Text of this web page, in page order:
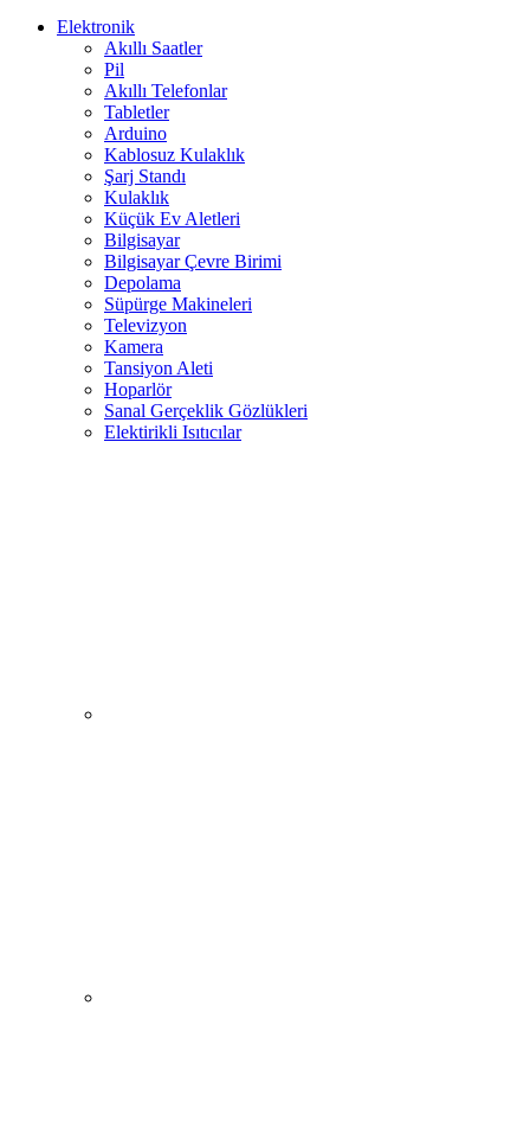
Elektronik
Akıllı Saatler
Pil
Akıllı Telefonlar
Tabletler
Arduino
Kablosuz Kulaklık
Şarj Standı
Kulaklık
Küçük Ev Aletleri
Bilgisayar
Bilgisayar Çevre Birimi
Depolama
Süpürge Makineleri
Televizyon
Kamera
Tansiyon Aleti
Hoparlör
Sanal Gerçeklik Gözlükleri
Elektirikli Isıtıcılar